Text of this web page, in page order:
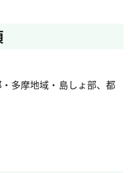
多摩地域・島しょ部、都